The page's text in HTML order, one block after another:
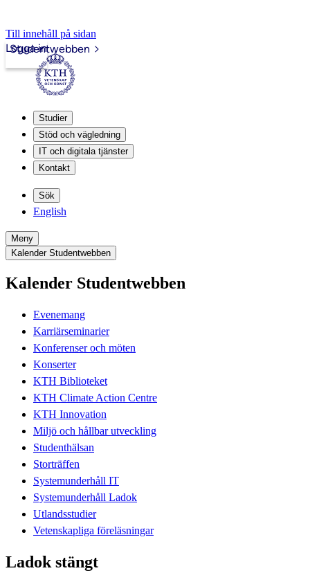
Till innehåll på sidan
Studentwebben
Logga in
Studier
Stöd och vägledning
IT och digitala tjänster
Kontakt
Sök
English
Meny
Kalender Studentwebben
Kalender Studentwebben
Evenemang
Karriärseminarier
Konferenser och möten
Konserter
KTH Biblioteket
KTH Climate Action Centre
KTH Innovation
Miljö och hållbar utveckling
Studenthälsan
Storträffen
Systemunderhåll IT
Systemunderhåll Ladok
Utlandsstudier
Vetenskapliga föreläsningar
Ladok stängt